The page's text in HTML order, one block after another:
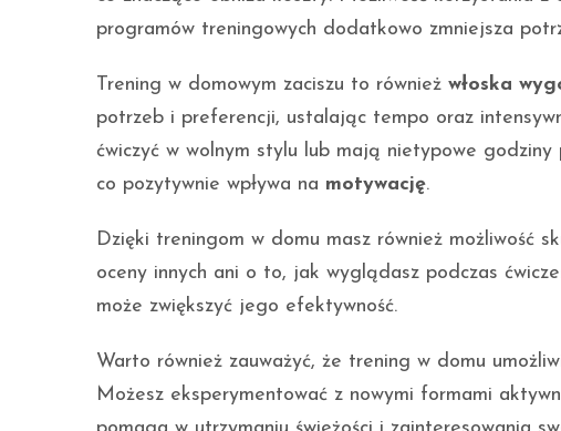
programów treningowych dodatkowo zmniejsza
Trening w domowym zaciszu to również włoska
potrzeb i preferencji, ustalając tempo oraz
ćwiczyć w wolnym stylu lub mają nietypowe
co pozytywnie wpływa na motywację.
Dzięki treningom w domu masz również możliwość
oceny innych ani o to, jak wyglądasz podczas
może zwiększyć jego efektywność.
Warto również zauważyć, że trening w domu
Możesz eksperymentować z nowymi formami